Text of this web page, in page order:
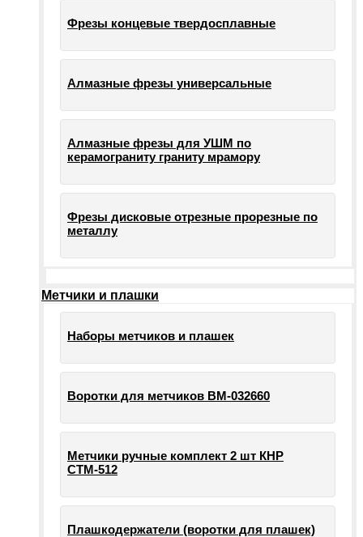
Фрезы концевые твердосплавные
Алмазные фрезы универсальные
Алмазные фрезы для УШМ по
керамограниту граниту мрамору
Фрезы дисковые отрезные прорезные по
металлу
Метчики и плашки
Наборы метчиков и плашек
Воротки для метчиков ВМ-032660
Метчики ручные комплект 2 шт КНР
СТМ-512
Плашкодержатели (воротки для плашек)